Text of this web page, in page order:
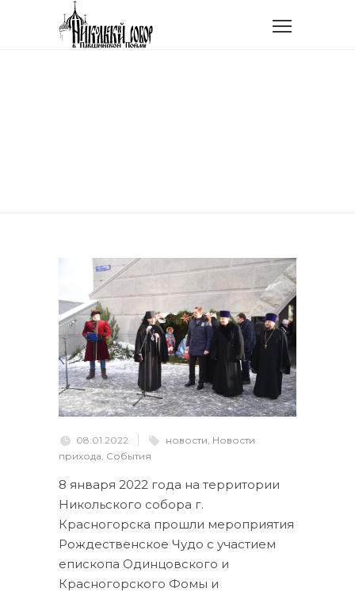
08.01.2022 новости, Новости
прихода, События
8 января 2022 года на территории
Никольского собора г.
Красногорска прошли мероприятия
Рождественское Чудо с участием
епископа Одинцовского и
Красногорского Фомы и